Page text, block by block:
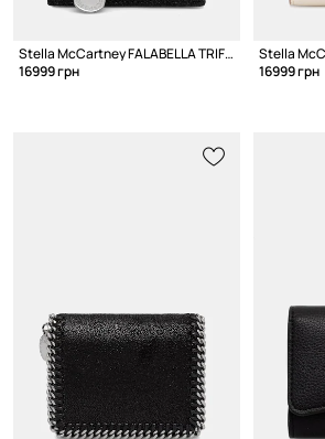
Stella McCartney FALABELLA TRIFOLD кошелек для женщин
16999 грн
16999 грн